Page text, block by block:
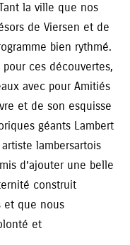
la ville que nos
de Viersen et de
bien rythmé.
ces découvertes,
avec pour Amitiés
et de son esquisse
géants Lambert
lambersartois
d’ajouter une belle
construit
et que nous
et